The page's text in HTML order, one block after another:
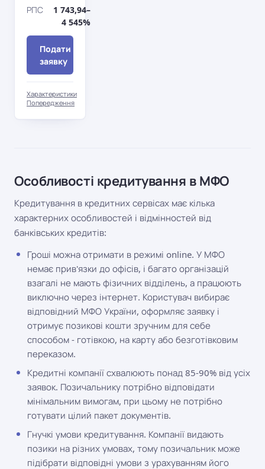
РПС
1 743,94–
4 545%
Подати
заявку
Характеристики
Попередження
Особливості кредитування в МФО
Кредитування в кредитних сервісах має кілька
характерних особливостей і відмінностей від
банківських кредитів:
Гроші можна отримати в режимі online. У МФО
немає прив'язки до офісів, і багато організацій
взагалі не мають фізичних відділень, а працюють
виключно через інтернет. Користувач вибирає
відповідний МФО України, оформляє заявку і
отримує позикові кошти зручним для себе
способом - готівкою, на карту або безготівковим
переказом.
Кредитні компанії схвалюють понад 85-90% від усіх
заявок. Позичальнику потрібно відповідати
мінімальним вимогам, при цьому не потрібно
готувати цілий пакет документів.
Гнучкі умови кредитування. Компанії видають
позики на різних умовах, тому позичальник може
підібрати відповідні умови з урахуванням його